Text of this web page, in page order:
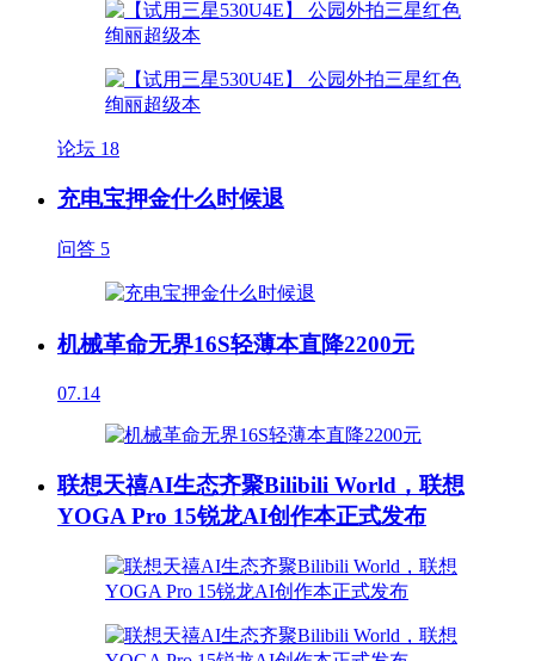
论坛 18
充电宝押金什么时候退
问答 5
机械革命无界16S轻薄本直降2200元
07.14
联想天禧AI生态齐聚Bilibili World，联想
YOGA Pro 15锐龙AI创作本正式发布